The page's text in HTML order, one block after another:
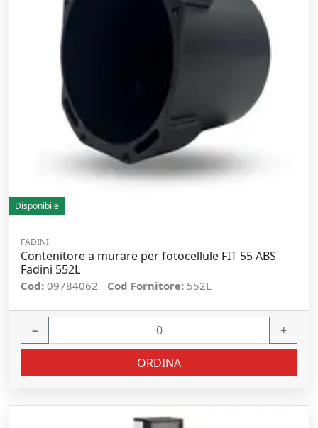
Disponibile
FADINI
Contenitore a murare per fotocellule FIT 55 ABS
Fadini 552L
Cod: 09784062 Cod Fornitore: 552L
− +
ORDINA